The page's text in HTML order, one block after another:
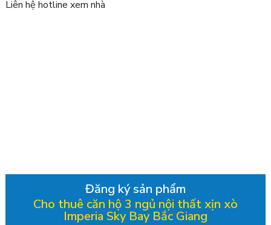
Liên hệ hotline xem nhà
Đăng ký sản phẩm
Cho thuê căn hộ 3 ngủ nội thất xịn xò
Imperia Sky Bay Bắc Giang